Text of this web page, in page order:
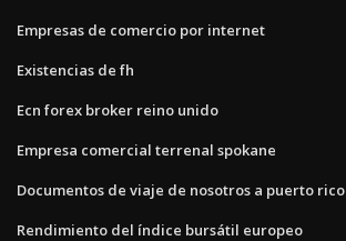
Empresas de comercio por internet
Existencias de fh
Ecn forex broker reino unido
Empresa comercial terrenal spokane
Documentos de viaje de nosotros a puerto rico
Rendimiento del índice bursátil europeo